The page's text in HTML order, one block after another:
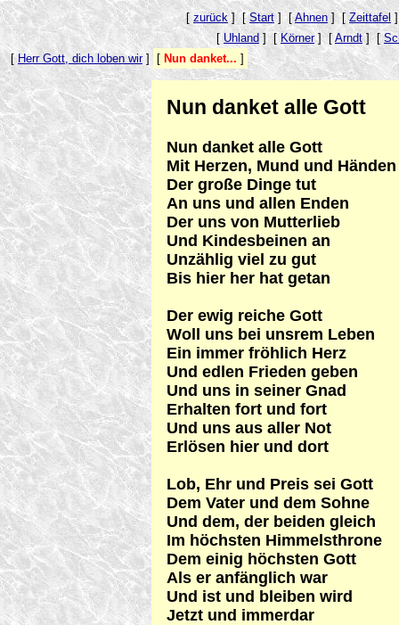
[ zurück] [Start] [Ahnen] [Zeittafel ]
[ Uhland ] [ Körner] [ Arndt] [
[ Herr Gott, dich loben wir ] [ Nun danket... ]
Nun danket alle Gott
Nun danket alle Gott
Mit Herzen, Mund und Händen
Der große Dinge tut
An uns und allen Enden
Der uns von Mutterlieb
Und Kindesbeinen an
Unzählig viel zu gut
Bis hier her hat getan
Der ewig reiche Gott
Woll uns bei unsrem Leben
Ein immer fröhlich Herz
Und edlen Frieden geben
Und uns in seiner Gnad
Erhalten fort und fort
Und uns aus aller Not
Erlösen hier und dort
Lob, Ehr und Preis sei Gott
Dem Vater und dem Sohne
Und dem, der beiden gleich
Im höchsten Himmelsthrone
Dem einig höchsten Gott
Als er anfänglich war
Und ist und bleiben wird
Jetzt und immerdar